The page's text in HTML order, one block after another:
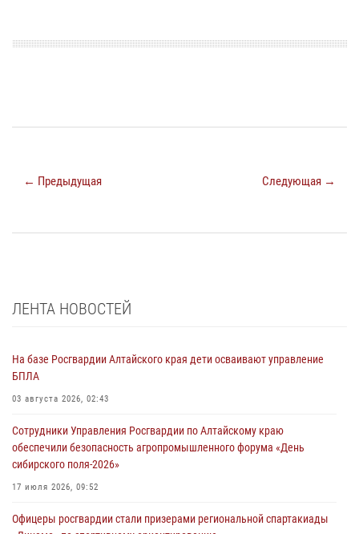
← Предыдущая Следующая →
ЛЕНТА НОВОСТЕЙ
На базе Росгвардии Алтайского края дети осваивают управление
БПЛА
03 августа 2026, 02:43
Сотрудники Управления Росгвардии по Алтайскому краю
обеспечили безопасность агропромышленного форума «День
сибирского поля-2026»
17 июля 2026, 09:52
Офицеры росгвардии стали призерами региональной спартакиады